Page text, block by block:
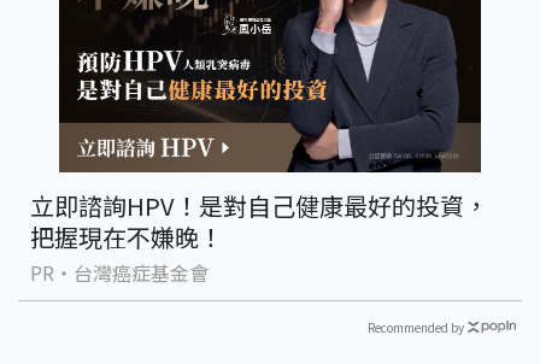
立即諮詢HPV！是對自己健康最好的投資，
把握現在不嫌晚！
PR・台灣癌症基金會
Recommended by